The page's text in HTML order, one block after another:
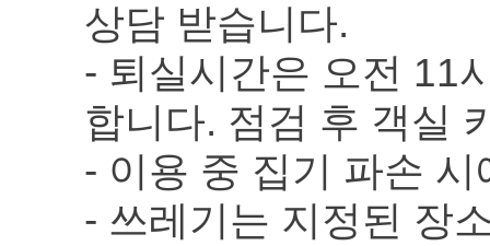
상담 받습니다.
- 퇴실시간은 오전 11
합니다. 점검 후 객실
- 이용 중 집기 파손
- 쓰레기는 지정된 장